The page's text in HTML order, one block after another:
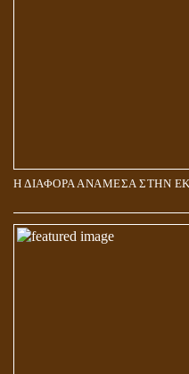
Η ΔΙΑΦΟΡΑ ΑΝΑΜΕΣΑ ΣΤΗΝ